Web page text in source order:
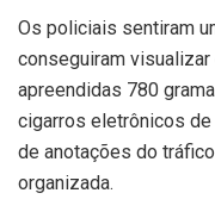
Os policiais sentiram
conseguiram visualizar
apreendidas 780
cigarros eletrônicos de
de anotações do
organizada.